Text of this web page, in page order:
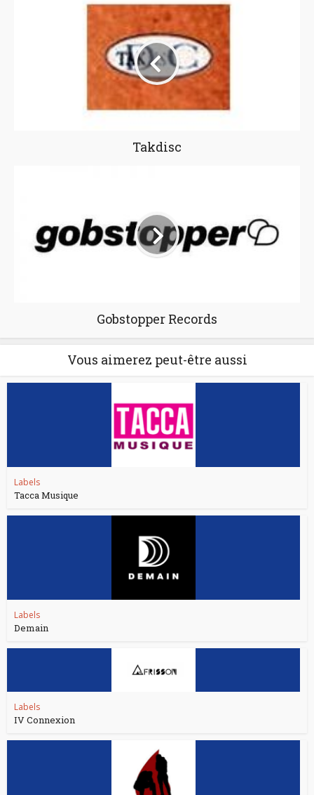
Takdisc
Gobstopper Records
Vous aimerez peut-être aussi
Labels
Tacca Musique
Labels
Demain
Labels
IV Connexion